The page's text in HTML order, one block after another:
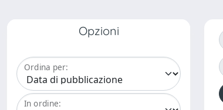
Opzioni
Ordina per:
In ordine: